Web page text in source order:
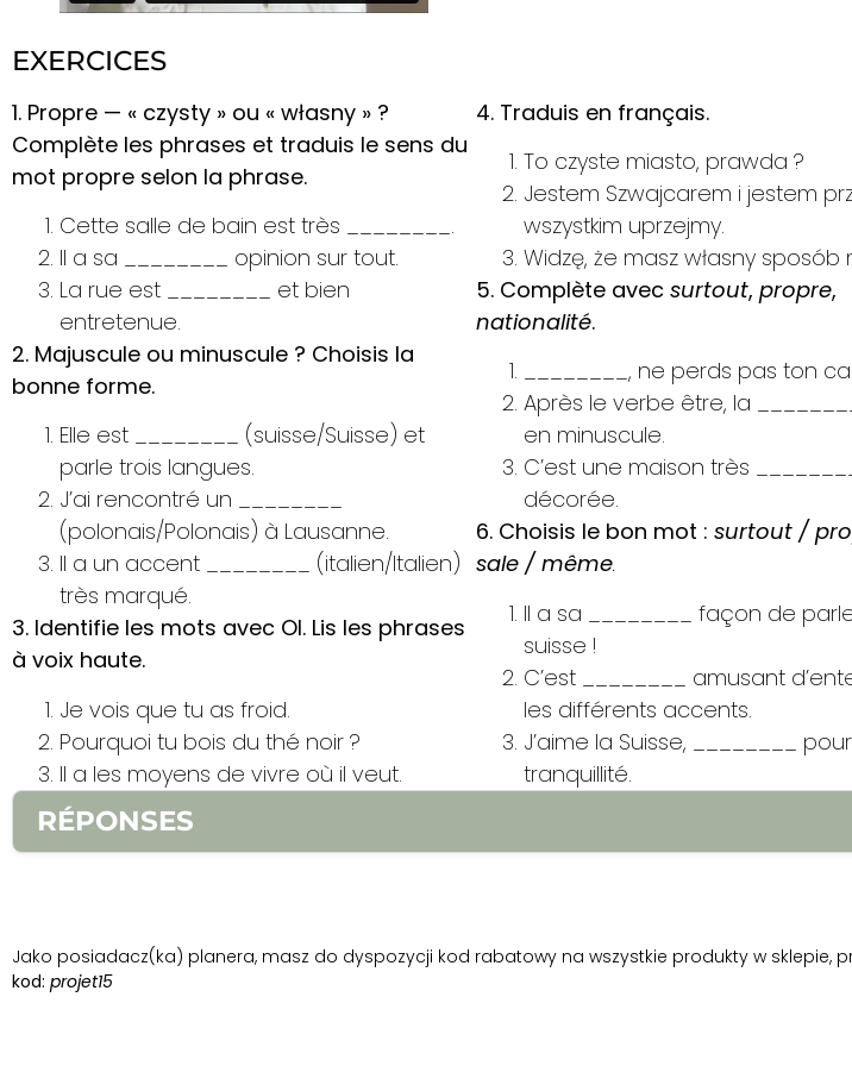
EXERCICES
1. Propre — « czysty » ou « własny » ?
Complète les phrases et traduis le sens du
mot propre selon la phrase.
Cette salle de bain est très ________.
Il a sa ________ opinion sur tout.
La rue est ________ et bien
entretenue.
2. Majuscule ou minuscule ? Choisis la
bonne forme.
Elle est ________ (suisse/Suisse) et
parle trois langues.
J’ai rencontré un ________
(polonais/Polonais) à Lausanne.
Il a un accent ________ (italien/Italien)
très marqué.
3. Identifie les mots avec OI. Lis les phrases
à voix haute.
Je vois que tu as froid.
Pourquoi tu bois du thé noir ?
Il a les moyens de vivre où il veut.
4. Traduis en français.
To czyste miasto, prawda ?
Jestem Szwajcarem i jestem
wszystkim uprzejmy.
Widzę, że masz własny sposób
5. Complète avec surtout, propre,
nationalité.
________, ne perds pas ton
Après le verbe être, la
en minuscule.
C’est une maison très
décorée.
6. Choisis le bon mot : surtout /
sale / même.
Il a sa ________ façon de
suisse !
C’est ________ amusant
les différents accents.
J’aime la Suisse, ________
tranquillité.
RÉPONSES
une ville propre, non ? 2. Je suis Suisse et je suis surtout poli. 3. Je vois que tu
propre façon de penser.
Jako posiadacz(ka) planera, masz do dyspozycji kod rabatowy na wszystkie produkty w sklepie,
kod: projet15